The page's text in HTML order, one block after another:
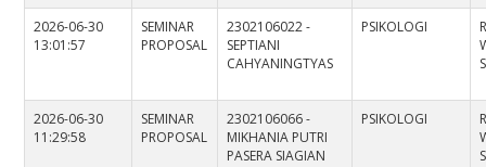
2026-06-30
13:01:57
SEMINAR
PROPOSAL
2302106022 -
SEPTIANI
CAHYANINGTYAS
PSIKOLOGI
2026-06-30
11:29:58
SEMINAR
PROPOSAL
2302106066 -
MIKHANIA PUTRI
PASERA SIAGIAN
PSIKOLOGI